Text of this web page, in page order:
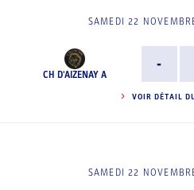
SAMEDI 22
CH D'AIZENAY A
-
VOIR DÉTAIL
SAMEDI 22